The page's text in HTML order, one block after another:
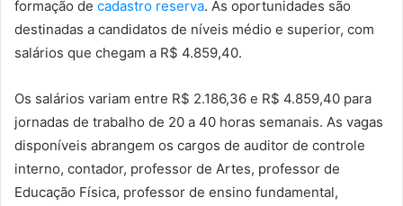
formação de cadastro reserva. As oportunidades são
destinadas a candidatos de níveis médio e superior, com
salários que chegam a R$ 4.859,40.
Os salários variam entre R$ 2.186,36 e R$ 4.859,40 para
jornadas de trabalho de 20 a 40 horas semanais. As vagas
disponíveis abrangem os cargos de auditor de controle
interno, contador, professor de Artes, professor de
Educação Física, professor de ensino fundamental,